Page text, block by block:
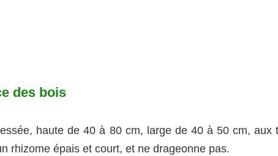
des bois
haute de 40 à 80 cm, large de 40 à 50 cm, aux
rhizome épais et court, et ne drageonne pas.